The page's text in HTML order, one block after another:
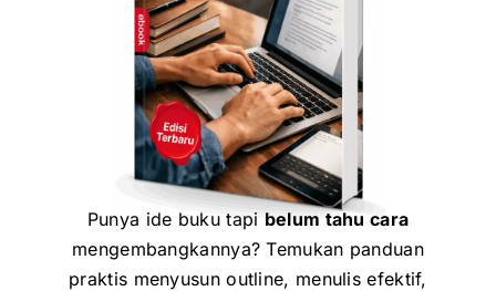
Punya ide buku tapi belum tahu cara
mengembangkannya? Temukan panduan
praktis menyusun outline, menulis efektif,